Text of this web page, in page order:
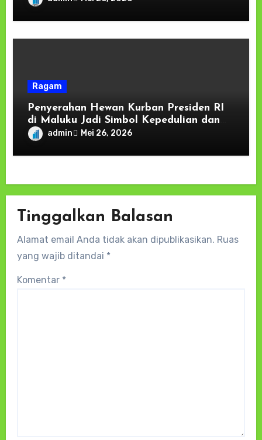
Ragam
Penyerahan Hewan Kurban Presiden RI
di Maluku Jadi Simbol Kepedulian dan
Persaudaraan, Kapolda: Keamanan
Tumbuh dari Kebersamaan
admin Mei 26, 2026
Tinggalkan Balasan
Alamat email Anda tidak akan dipublikasikan. Ruas
yang wajib ditandai *
Komentar *